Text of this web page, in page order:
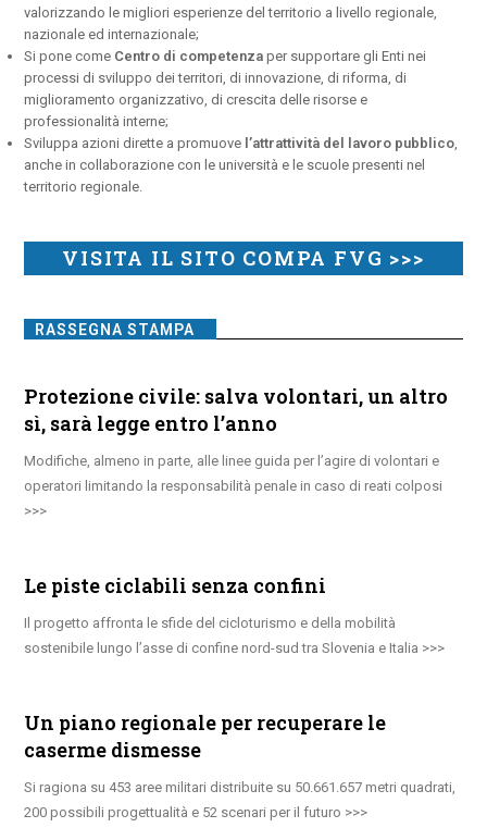
valorizzando le migliori esperienze del territorio a livello regionale,
nazionale ed internazionale;
Si pone come Centro di competenza per supportare gli Enti nei
processi di sviluppo dei territori, di innovazione, di riforma, di
miglioramento organizzativo, di crescita delle risorse e
professionalità interne;
Sviluppa azioni dirette a promuove l’attrattività del lavoro pubblico
anche in collaborazione con le università e le scuole presenti nel
territorio regionale.
VISITA IL SITO COMPA FVG >>>
RASSEGNA STAMPA
Protezione civile: salva volontari, un altro
sì, sarà legge entro l’anno
Modifiche, almeno in parte, alle linee guida per l’agire di volontari e
operatori limitando la responsabilità penale in caso di reati colposi
Le piste ciclabili senza confini
Il progetto affronta le sfide del cicloturismo e della mobilità
sostenibile lungo l’asse di confine nord-sud tra Slovenia e Italia
Un piano regionale per recuperare le
caserme dismesse
Si ragiona su 453 aree militari distribuite su 50.661.657 metri quadrati,
200 possibili progettualità e 52 scenari per il futuro